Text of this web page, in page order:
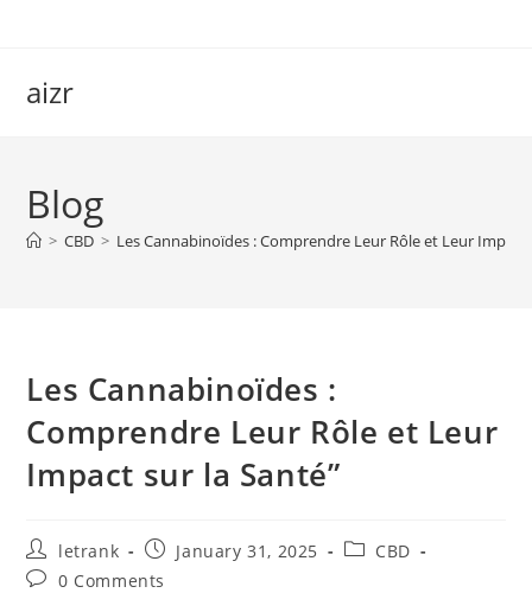
aizr
Blog
> CBD > Les Cannabinoïdes : Comprendre Leur Rôle et Leur Impact
Les Cannabinoïdes :
Comprendre Leur Rôle et Leur
Impact sur la Santé”
Post
author:
letrank
Post
published:
January 31, 2025
PostCBD
Post0 Comments